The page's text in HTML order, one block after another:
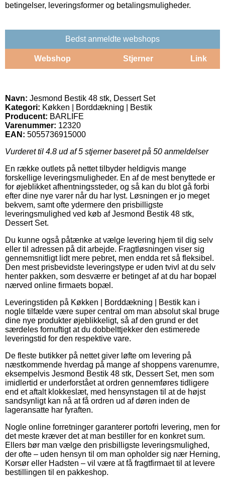
betingelser, leveringsformer og betalingsmuligheder.
Bedst anmeldte webshops
Webshop Stjerner Link
Navn: Jesmond Bestik 48 stk, Dessert Set
Kategori: Køkken | Borddækning | Bestik
Producent: BARLIFE
Varenummer: 12320
EAN: 5055736915000
Vurderet til 4.8 ud af 5 stjerner baseret på 50 anmeldelser
En række outlets på nettet tilbyder heldigvis mange
forskellige leveringsmuligheder. En af de mest benyttede er
for øjeblikket afhentningssteder, og så kan du blot gå forbi
efter dine nye varer når du har lyst. Løsningen er jo meget
bekvem, samt ofte ydermere den prisbilligste
leveringsmulighed ved køb af Jesmond Bestik 48 stk,
Dessert Set.
Du kunne også påtænke at vælge levering hjem til dig selv
eller til adressen på dit arbejde. Fragtløsningen viser sig
gennemsnitligt lidt mere pebret, men endda ret så fleksibel.
Den mest prisbevidste leveringstype er uden tvivl at du selv
henter pakken, som desværre er betinget af at du har bopæl
nærved online firmaets bopæl.
Leveringstiden på Køkken | Borddækning | Bestik kan i
nogle tilfælde være super central om man absolut skal bruge
dine nye produkter øjeblikkeligt, så af den grund er det
særdeles fornuftigt at du dobbelttjekker den estimerede
leveringstid for den respektive vare.
De fleste butikker på nettet giver løfte om levering på
næstkommende hverdag på mange af shoppens varenumre,
eksempelvis Jesmond Bestik 48 stk, Dessert Set, men som
imidlertid er underforstået at ordren gennemføres tidligere
end et aftalt klokkeslæt, med hensynstagen til at de højst
sandsynligt kan nå at få ordren ud af døren inden de
lageransatte har fyraften.
Nogle online forretninger garanterer portofri levering, men for
det meste kræver det at man bestiller for en konkret sum.
Ellers bør man vælge den prisbilligste leveringsmulighed,
der ofte – uden hensyn til om man opholder sig nær Herning,
Korsør eller Hadsten – vil være at få fragtfirmaet til at levere
bestillingen til en pakkeshop.